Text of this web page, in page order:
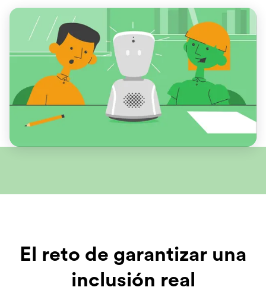
El reto de garantizar una
inclusión real